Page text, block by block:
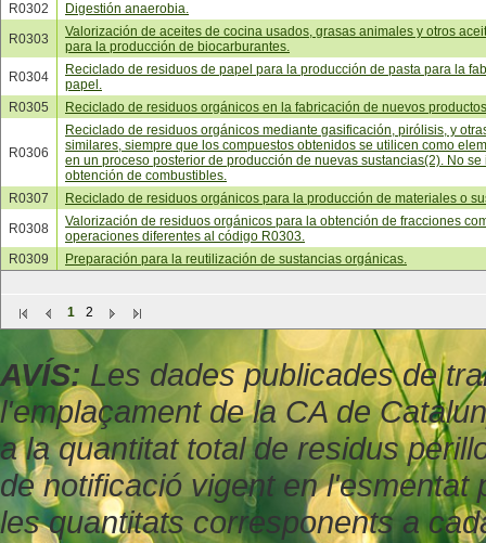
1 2
R0302
Digestión anaerobia.
R0303
Valorización de aceites de cocina usados, grasas animales y otros
para la producción de biocarburantes.
R0304
Reciclado de residuos de papel para la producción de pasta para la
papel.
R0305
Reciclado de residuos orgánicos en la fabricación de nuevos
R0306
Reciclado de residuos orgánicos mediante gasificación, pirólisis, y
similares, siempre que los compuestos obtenidos se utilicen como
en un proceso posterior de producción de nuevas sustancias(2). No se
obtención de combustibles.
R0307
Reciclado de residuos orgánicos para la producción de materiales o
R0308
Valorización de residuos orgánicos para la obtención de fracciones
operaciones diferentes al código R0303.
R0309
Preparación para la reutilización de sustancias orgánicas.
AVÍS: Les dades publicades de
l'emplaçament de la CA de
a la quantitat total de residus
de notificació vigent en
les quantitats corresponents a